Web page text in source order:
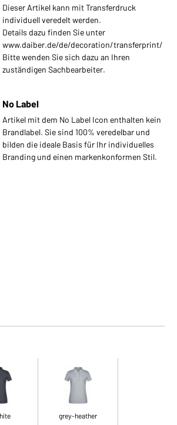
Dieser Artikel kann mit Transferdruck
individuell veredelt werden.
Details dazu finden Sie unter
www.daiber.de/de/decoration/transferprint/
Bitte wenden Sie sich dazu an Ihren
zuständigen Sachbearbeiter.
No Label
Artikel mit dem No Label Icon enthalten kein
Brandlabel. Sie sind 100% veredelbar und
bilden die ideale Basis für Ihr individuelles
Branding und einen markenkonformen Stil.
grey-heather